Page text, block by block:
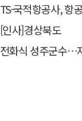
TS-국적항공사, 항
[인사]경상북도
전화식 성주군수…